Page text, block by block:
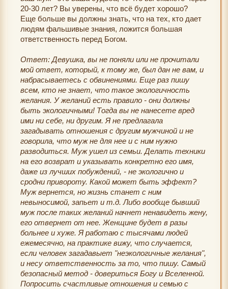
20-30 лет? Вы уверены, что всё будет хорошо?
Еще больше вы должны знать, что на тех, кто дает
людям фальшивые знания, ложится большая
ответственность перед Богом.
Ответ: Девушка, вы не поняли или не прочитали
мой ответ, который, к тому же, был дан не вам, и
набрасываетесь с обвинениями. Еще раз пишу
всем, кто не знает, что такое экологичность
желания. У желаний есть правило - они должны
быть экологичными! Тогда вы не нанесете вред
ими ни себе, ни другим. Я не предлагала
загадывать отношения с другим мужчиной и не
говорила, что муж не для нее и с ним нужно
разводиться. Муж ушел из семьи. Делать техники
на его возврат и указывать конкретно его имя,
даже из лучших побуждений, - не экологично и
сродни привороту. Какой может быть эффект?
Муж вернется, но жизнь станет с ним
невыносимой, запьет и т.д. Либо вообще бывший
муж после таких желаний начнет ненавидеть жену,
его отвернет от нее. Женщине будет в разы
больнее и хуже. Я работаю с тысячами людей
ежемесячно, на практике вижу, что случается,
если человек загадавыет "неэкологичные желания",
и несу ответственность за то, что пишу. Самый
безопасный метод - довериться Богу и Вселенной.
Попросить счастливые отношения и семью с